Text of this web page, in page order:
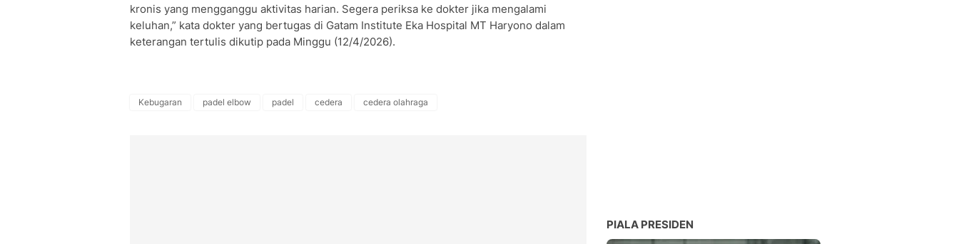
kronis yang mengganggu aktivitas harian. Segera periksa ke dokter jika mengalami
keluhan,” kata dokter yang bertugas di Gatam Institute Eka Hospital MT Haryono dalam
keterangan tertulis dikutip pada Minggu (12/4/2026).
Kebugaran padel elbow padel cedera cedera olahraga
PIALA PRESIDEN